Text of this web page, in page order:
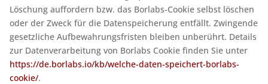
Löschung auffordern bzw. das Borlabs-Cookie selbst löschen
oder der Zweck für die Datenspeicherung entfällt. Zwingende
gesetzliche Aufbewahrungsfristen bleiben unberührt. Details
zur Datenverarbeitung von Borlabs Cookie finden Sie unter
https://de.borlabs.io/kb/welche-daten-speichert-borlabs-
cookie/.